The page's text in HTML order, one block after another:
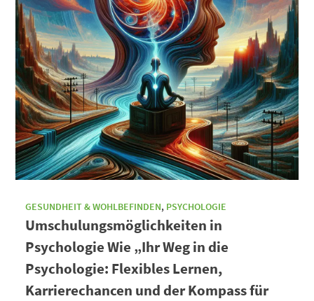
GESUNDHEIT & WOHLBEFINDEN, PSYCHOLOGIE
Umschulungsmöglichkeiten in
Psychologie Wie „Ihr Weg in die
Psychologie: Flexibles Lernen,
Karrierechancen und der Kompass für